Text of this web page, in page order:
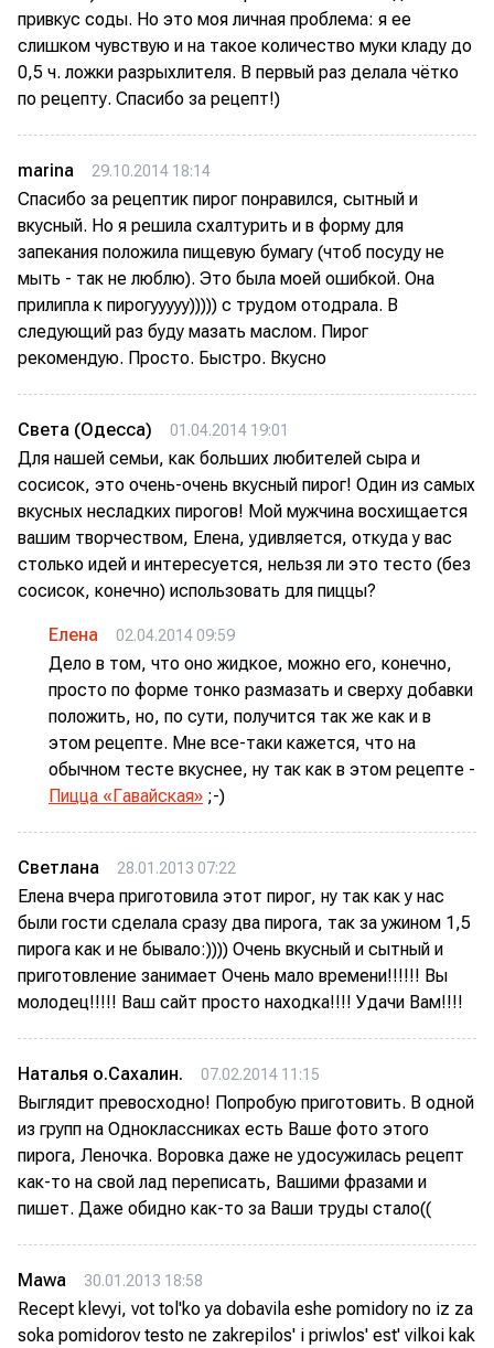
привкус соды. Но это моя личная проблема: я ее
слишком чувствую и на такое количество муки кладу до
0,5 ч. ложки разрыхлителя. В первый раз делала чётко
по рецепту. Спасибо за рецепт!)
marina 29.10.2014 18:14
Спасибо за рецептик пирог понравился, сытный и
вкусный. Но я решила схалтурить и в форму для
запекания положила пищевую бумагу (чтоб посуду не
мыть - так не люблю). Это была моей ошибкой. Она
прилипла к пирогууууу))))) с трудом отодрала. В
следующий раз буду мазать маслом. Пирог
рекомендую. Просто. Быстро. Вкусно
Света (Одесса) 01.04.2014 19:01
Для нашей семьи, как больших любителей сыра и
сосисок, это очень-очень вкусный пирог! Один из самых
вкусных несладких пирогов! Мой мужчина восхищается
вашим творчеством, Елена, удивляется, откуда у вас
столько идей и интересуется, нельзя ли это тесто (без
сосисок, конечно) использовать для пиццы?
Елена 02.04.2014 09:59
Дело в том, что оно жидкое, можно его, конечно,
просто по форме тонко размазать и сверху добавки
положить, но, по сути, получится так же как и в
этом рецепте. Мне все-таки кажется, что на
обычном тесте вкуснее, ну так как в этом рецепте -
Пицца «Гавайская» ;-)
Светлана 28.01.2013 07:22
Елена вчера приготовила этот пирог, ну так как у нас
были гости сделала сразу два пирога, так за ужином 1,5
пирога как и не бывало:)))) Очень вкусный и сытный и
приготовление занимает Очень мало времени!!!!!! Вы
молодец!!!!! Ваш сайт просто находка!!!! Удачи Вам!!!!
Наталья о.Сахалин. 07.02.2014 11:15
Выглядит превосходно! Попробую приготовить. В одной
из групп на Одноклассниках есть Ваше фото этого
пирога, Леночка. Воровка даже не удосужилась рецепт
как-то на свой лад переписать, Вашими фразами и
пишет. Даже обидно как-то за Ваши труды стало((
Mawa 30.01.2013 18:58
Recept klevyi, vot tol'ko ya dobavila eshe pomidory no iz za
soka pomidorov testo ne zakrepilos' i priwlos' est' vilkoi kak